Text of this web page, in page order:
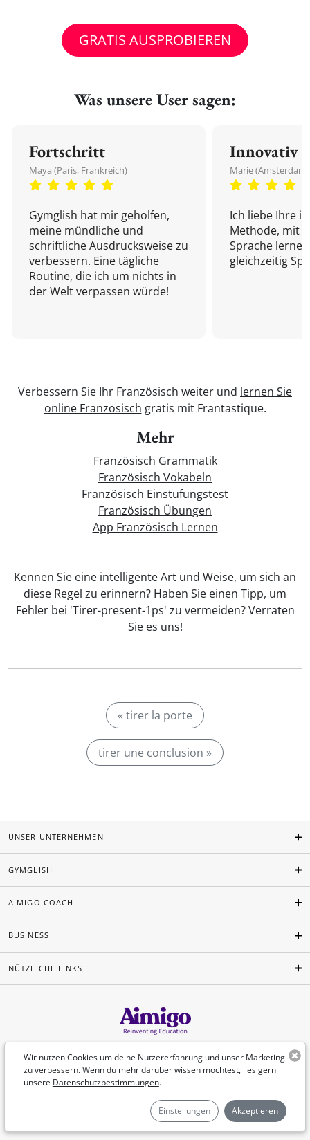
GRATIS AUSPROBIEREN
Was unsere User sagen:
Fortschritt
Maya (Paris, Frankreich)
Gymglish hat mir geholfen,
meine mündliche und
schriftliche Ausdrucksweise zu
verbessern. Eine tägliche
Routine, die ich um nichts in
der Welt verpassen würde!
Innovativ
Marie
Ich liebe Ihre
Methode, mit
Sprache
gleichzeitig
Verbessern Sie Ihr Französisch weiter und lernen Sie
online Französisch gratis mit Frantastique.
Mehr
Französisch Grammatik
Französisch Vokabeln
Französisch Einstufungstest
Französisch Übungen
App Französisch Lernen
Kennen Sie eine intelligente Art und Weise, um sich an
diese Regel zu erinnern? Haben Sie einen Tipp, um
Fehler bei 'Tirer-present-1ps' zu vermeiden? Verraten
Sie es uns!
« tirer la porte
tirer une conclusion »
Wir nutzen Cookies um deine Nutzererfahrung und unser Marketing
zu verbessern. Wenn du mehr darüber wissen möchtest, lies gern
unsere Datenschutzbestimmungen.
Einstellungen Akzeptieren
UNSER UNTERNEHMEN
GYMGLISH
AIMIGO COACH
BUSINESS
NÜTZLICHE LINKS
Deutsch
©Aimigo 2026